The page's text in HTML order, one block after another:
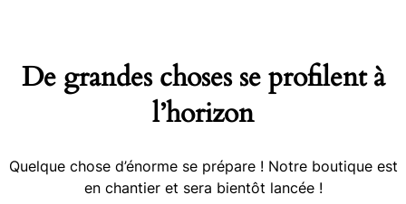
De grandes choses se profilent à
l’horizon
Quelque chose d’énorme se prépare ! Notre boutique est
en chantier et sera bientôt lancée !